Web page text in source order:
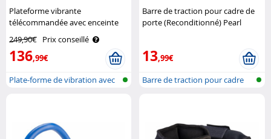
Plateforme vibrante
télécommandée avec enceinte
bluetooth Newgen Medicals
249,90€ Prix conseillé
136,99€
Plate-forme de vibration avec
Barre de traction pour cadre de
porte (Reconditionné) Pearl
13,99€
Barre de traction pour cadre